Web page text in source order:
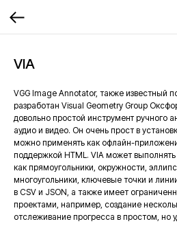
VIA
VGG Image Annotator, также известный
разработан Visual Geometry Group
довольно простой инструмент ручного
аудио и видео. Он очень прост в
можно применять как офлайн-
поддержкой HTML. VIA может
как прямоугольники, окружности,
многоугольники, ключевые точки и
в CSV и JSON, а также имеет
проектами, например, создание
отслеживание прогресса в простом, но